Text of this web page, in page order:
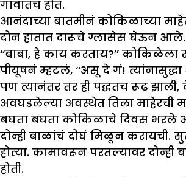
गावातच होतं.
आनंदाच्या बातमीनं कोकिळाच्या
दोन हातात दारूचे ग्लासेस घेऊन आले.
‘‘बाबा, हे काय करताय?’’
पीयूषनं म्हटलं, ‘‘असू दे गं!
पण त्यानंतर तर ही पद्धतच रूढ झाली,
अवघडलेल्या अवस्थेत तिला माहेरची
बघता बघता कोकिळाचे दिवस भरले
दोन्ही बाळांचं दोघं मिळून करायची.
होत्या. कामावरून परतल्यावर
होती.